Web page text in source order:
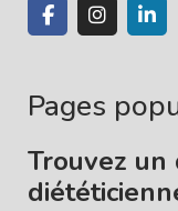
Pages
Trouvez un